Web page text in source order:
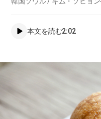
本文を読む2:02